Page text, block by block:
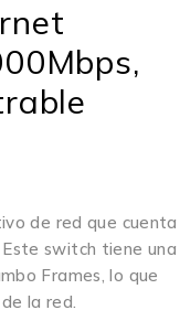
de red que cuenta
switch tiene una
Frames, lo que
la red.